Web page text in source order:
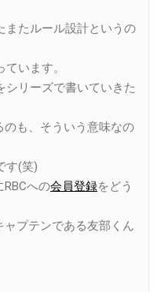
またルール設計というの
います。
シリーズで書いていきた
のも、そういう意味なの
す(笑)
への会員登録をどう
ャプテンである友部くん